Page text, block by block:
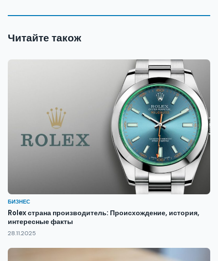
Читайте також
БИЗНЕС
Rolex страна производитель: Происхождение, история,
интересные факты
28.11.2025